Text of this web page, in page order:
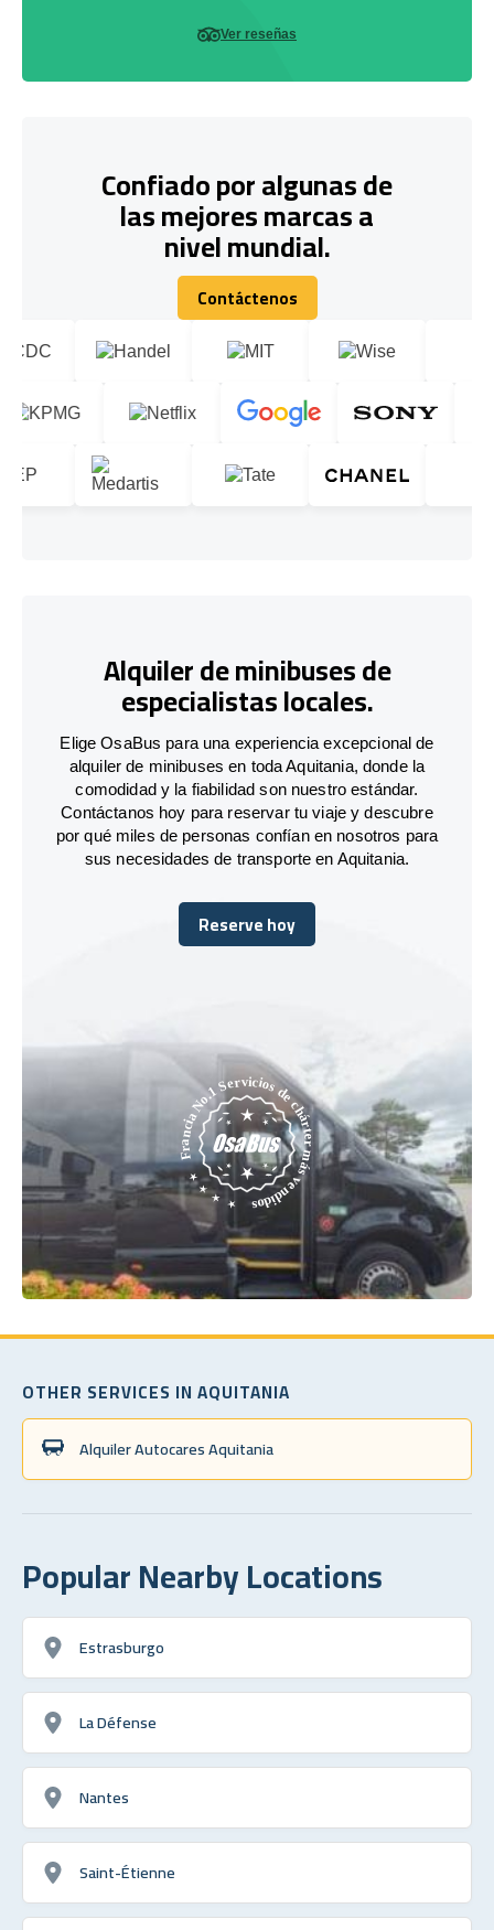
Ver reseñas
Confiado por algunas de
las mejores marcas a
nivel mundial.
Contáctenos
Contáctenos
Alquiler de minibuses de
especialistas locales.
Elige OsaBus para una experiencia excepcional de
alquiler de minibuses en toda Aquitania, donde la
comodidad y la fiabilidad son nuestro estándar.
Contáctanos hoy para reservar tu viaje y descubre
por qué miles de personas confían en nosotros para
sus necesidades de transporte en Aquitania.
Reserve hoy
Reserve hoy
OTHER SERVICES IN AQUITANIA
Alquiler Autocares Aquitania
Popular Nearby Locations
Estrasburgo
La Défense
Nantes
Saint-Étienne